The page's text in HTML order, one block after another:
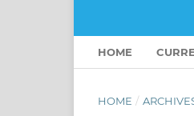
HOME
HOME /